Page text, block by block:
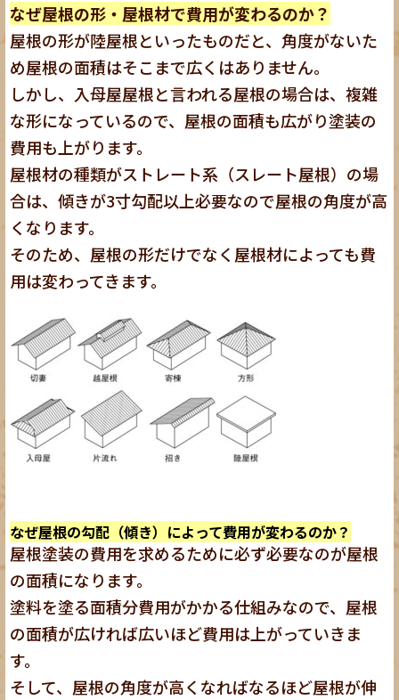
なぜ屋根の形・屋根材で費用が変わるのか？
屋根の形が陸屋根といったものだと、角度がないた
め屋根の面積はそこまで広くはありません。
しかし、入母屋屋根と言われる屋根の場合は、複雑
な形になっているので、屋根の面積も広がり塗装の
費用も上がります。
屋根材の種類がストレート系（スレート屋根）の場
合は、傾きが3寸勾配以上必要なので屋根の角度が高
くなります。
そのため、屋根の形だけでなく屋根材によっても費
用は変わってきます。
なぜ屋根の勾配（傾き）によって費用が変わるのか？
屋根塗装の費用を求めるために必ず必要なのが屋根
の面積になります。
塗料を塗る面積分費用がかかる仕組みなので、屋根
の面積が広ければ広いほど費用は上がっていきま
す。
そして、屋根の角度が高くなればなるほど屋根が伸